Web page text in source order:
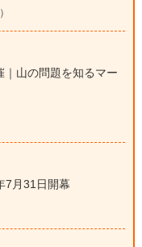
山の問題を知るマー
7月31日開幕